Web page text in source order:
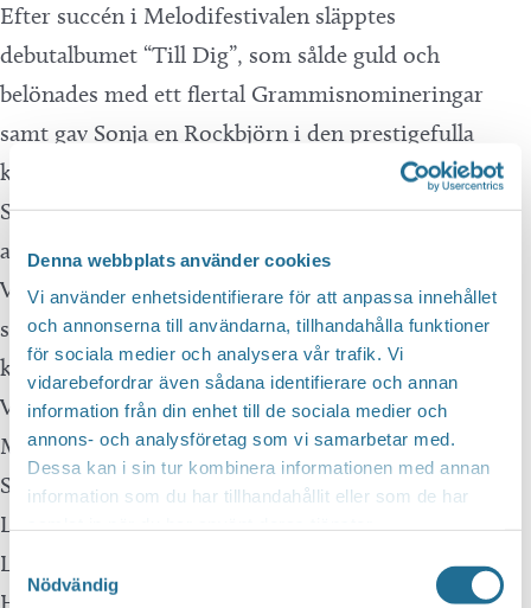
Denna webbplats använder cookies
Vi använder enhetsidentifierare för att anpassa innehållet
och annonserna till användarna, tillhandahålla funktioner
för sociala medier och analysera vår trafik. Vi
vidarebefordrar även sådana identifierare och annan
information från din enhet till de sociala medier och
annons- och analysföretag som vi samarbetar med.
Dessa kan i sin tur kombinera informationen med annan
information som du har tillhandahållit eller som de har
Nödvändig
Efter succén i Melodifestivalen släpptes
debutalbumet “Till Dig”, som sålde guld och
belönades med ett flertal Grammisnomineringar
samt gav Sonja en Rockbjörn i den prestigefulla
kategorin “Årets Kvinnliga Artist”.
Sedan dess har hon hunnit ge ut ytterligare fem
album och turnerar flitigt över hela Sverige.
Vi är så glada att välkomna Sonja till ”I Juletid” och
ser fram emot att skapa en minnesvärd kväll i såväl
kyrkor som teatrar och konserthus.
Varmt Välkomna, hoppas vi ses!
Marcos Ubeda & Magnus Johansson
Speltid: kl. 19:00 vardagar,
Längd: ca 90 min utan paus
Ledsagare går fritt
Hemsida:
www.guppy.nu